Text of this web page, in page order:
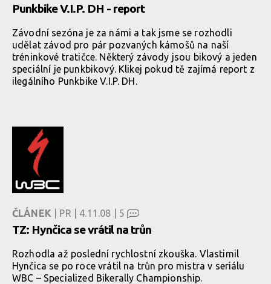
Punkbike V.I.P. DH - report
Závodní sezóna je za námi a tak jsme se rozhodli
udělat závod pro pár pozvaných kámošů na naší
tréninkové tratičce. Některý závody jsou bikový a jeden
speciální je punkbikový. Klikej pokud tě zajímá report z
ilegálního Punkbike V.I.P. DH.
ČLÁNEK | PR | 4.11.08 | 5
TZ: Hynčica se vrátil na trůn
Rozhodla až poslední rychlostní zkouška. Vlastimil
Hynčica se po roce vrátil na trůn pro mistra v seriálu
WBC – Specialized Bikerally Championship.